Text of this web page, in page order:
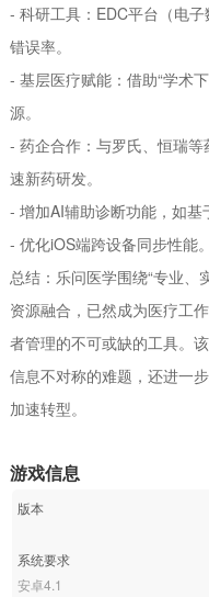
- 科研工具：EDC平台（电
错误率。
- 基层医疗赋能：借助“学术
源。
- 药企合作：与罗氏、恒瑞
速新药研发。
- 增加AI辅助诊断功能，如基
- 优化iOS端跨设备同步性能。
总结：乐问医学围绕“专业、
资源融合，已然成为医疗工
者管理的不可或缺的工具。
信息不对称的难题，还进一
加速转型。
游戏信息
版本
系统要求
安卓4.1